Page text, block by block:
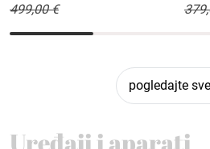
499,00 €
pogledajte sve
Uređaji i aparati